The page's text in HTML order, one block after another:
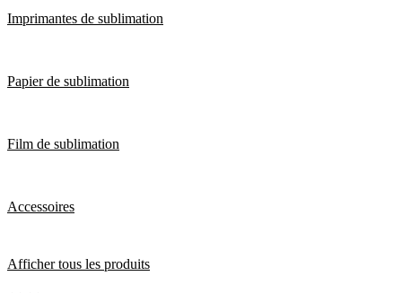
Imprimantes de sublimation
Papier de sublimation
Film de sublimation
Accessoires
Afficher tous les produits